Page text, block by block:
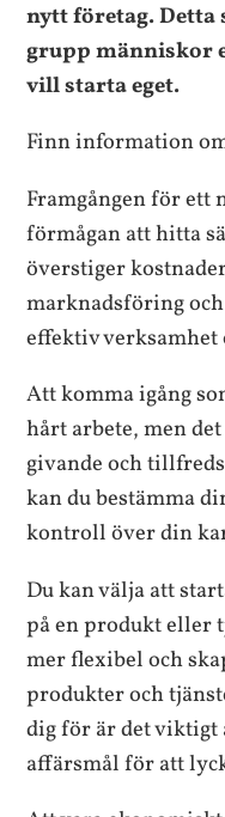
nytt företag. Detta
grupp människor
vill starta eget.
Finn information
Framgången för ett
förmågan att hitta
överstiger
marknadsföring
effektiv
Att komma igång
hårt arbete, men
givande och
kan du bestämma
kontroll över din
Du kan välja att
på en produkt eller
mer flexibel och
produkter och
dig för är det viktigt
affärsmål för att